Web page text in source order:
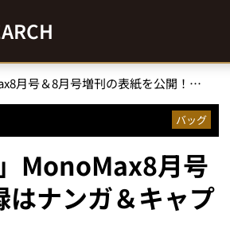
「上半期ヒットモノ大賞が決定！」MonoMax8月号＆8月号増刊の表紙を公開！【付録はナンガ＆キャプテンスタッグ】
バッグ
MonoMax8月号
はナンガ＆キャプ